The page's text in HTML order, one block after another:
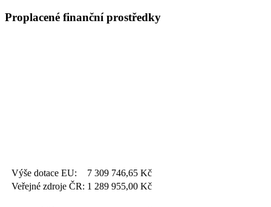
Proplacené finanční prostředky
Výše dotace EU: 7 309 746,65 Kč
Veřejné zdroje ČR: 1 289 955,00 Kč